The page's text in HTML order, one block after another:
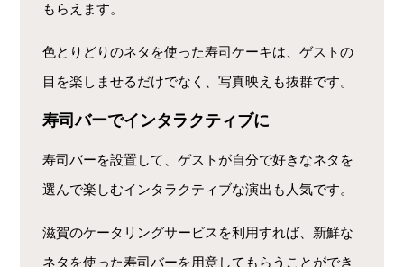
もらえます。
色とりどりのネタを使った寿司ケーキは、ゲストの
目を楽しませるだけでなく、写真映えも抜群です。
寿司バーでインタラクティブに
寿司バーを設置して、ゲストが自分で好きなネタを
選んで楽しむインタラクティブな演出も人気です。
滋賀のケータリングサービスを利用すれば、新鮮な
ネタを使った寿司バーを用意してもらうことができ